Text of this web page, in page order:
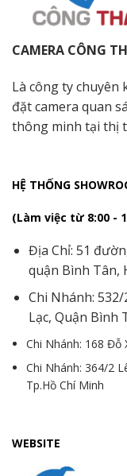
CAMERA CÔNG
Là công ty chuyên
đặt camera quan
thông minh tại thị
HỆ THỐNG
(Làm việc từ 8:00 -
Địa Chỉ: 51
quận Bình Tân,
Chi Nhánh:
Lạc, Quận Bình
Chi Nhánh: 168 Đỗ
Chi Nhánh: 364/2
Tp.Hồ Chí Minh
WEBSITE